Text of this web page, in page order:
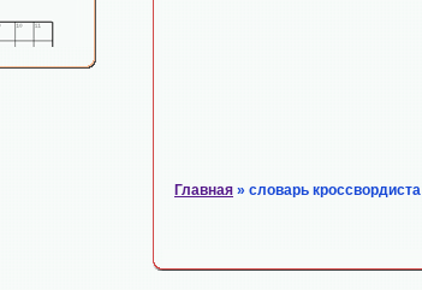
Главная » словарь кроссвордиста